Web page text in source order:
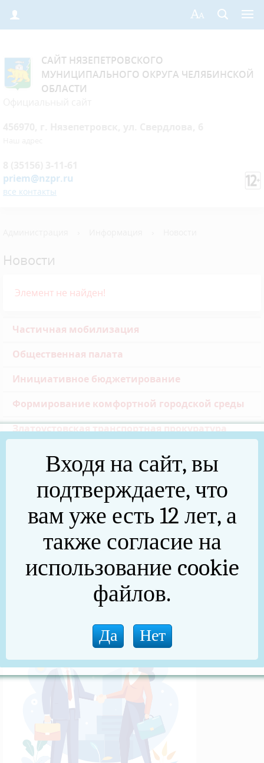
САЙТ НЯЗЕПЕТРОВСКОГО
МУНИЦИПАЛЬНОГО ОКРУГА ЧЕЛЯБИНСКОЙ
ОБЛАСТИ
priem@nzpr.ru
все контакты
Новости
Элемент не найден!
Частичная мобилизация
Общественная палата
Инициативное бюджетирование
Формирование комфортной городской среды
Златоустовская транспортная прокуратура
Реальные дела (архив)
Национальные проекты
75 лет Победы в Великой Отечественной войне
(архив)
Новости прокуратуры
Входя на сайт, вы
подтверждаете, что
вам уже есть 12 лет, а
также согласие на
использование cookie
файлов.